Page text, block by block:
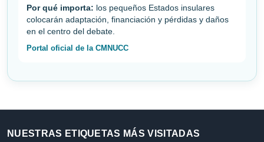
Por qué importa: los pequeños Estados insulares
colocarán adaptación, financiación y pérdidas y daños
en el centro del debate.
Portal oficial de la CMNUCC
NUESTRAS ETIQUETAS MÁS VISITADAS